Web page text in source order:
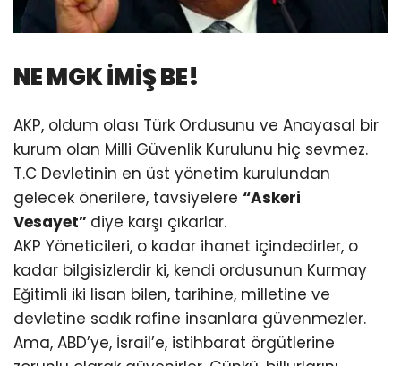
NE MGK İMİŞ BE!
AKP, oldum olası Türk Ordusunu ve Anayasal bir
kurum olan Milli Güvenlik Kurulunu hiç sevmez.
T.C Devletinin en üst yönetim kurulundan
gelecek önerilere, tavsiyelere “Askeri
Vesayet” diye karşı çıkarlar.
AKP Yöneticileri, o kadar ihanet içindedirler, o
kadar bilgisizlerdir ki, kendi ordusunun Kurmay
Eğitimli iki lisan bilen, tarihine, milletine ve
devletine sadık rafine insanlara güvenmezler.
Ama, ABD’ye, İsrail’e, istihbarat örgütlerine